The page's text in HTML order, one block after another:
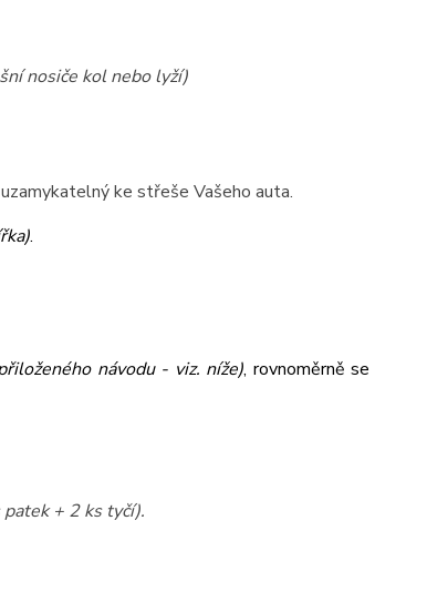
nosiče kol nebo lyží)
ke střeše Vašeho auta.
.
návodu - viz. níže), rovnoměrně se
+ 2 ks tyčí).